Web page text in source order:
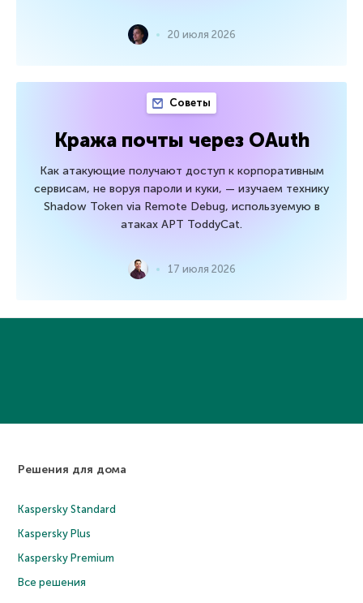
20 июля 2026
Советы
Кража почты через OAuth
Как атакующие получают доступ к корпоративным
сервисам, не воруя пароли и куки, — изучаем технику
Shadow Token via Remote Debug, используемую в
атаках APT ToddyCat.
17 июля 2026
Решения для дома
Kaspersky Standard
Kaspersky Plus
Kaspersky Premium
Все решения